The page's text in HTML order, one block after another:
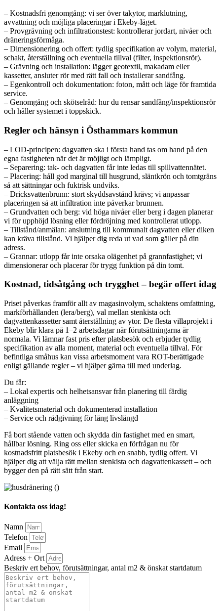
– Kostnadsfri genomgång: vi ser över takytor, marklutning,
avvattning och möjliga placeringar i Ekeby-läget.
– Provgrävning och infiltrationstest: kontrollerar jordart, nivåer och
dräneringsförmåga.
– Dimensionering och offert: tydlig specifikation av volym, material,
schakt, återställning och eventuella tillval (filter, inspektionsrör).
– Grävning och installation: lägger geotextil, makadam eller
kassetter, ansluter rör med rätt fall och installerar sandfång.
– Egenkontroll och dokumentation: foton, mått och läge för framtida
service.
– Genomgång och skötselråd: hur du rensar sandfång/inspektionsrör
och håller systemet i toppskick.
Regler och hänsyn i Östhammars kommun
– LOD-principen: dagvatten ska i första hand tas om hand på den
egna fastigheten när det är möjligt och lämpligt.
– Separering: tak- och dagvatten får inte ledas till spillvattennätet.
– Placering: håll god marginal till husgrund, släntkrön och tomtgräns
så att sättningar och fuktrisk undviks.
– Dricksvattenbrunn: stort skyddsavstånd krävs; vi anpassar
placeringen så att infiltration inte påverkar brunnen.
– Grundvatten och berg: vid höga nivåer eller berg i dagen planerar
vi för upphöjd lösning eller fördröjning med kontrollerat utlopp.
– Tillstånd/anmälan: anslutning till kommunalt dagvatten eller diken
kan kräva tillstånd. Vi hjälper dig reda ut vad som gäller på din
adress.
– Grannar: utlopp får inte orsaka olägenhet på grannfastighet; vi
dimensionerar och placerar för trygg funktion på din tomt.
Kostnad, tidsåtgång och trygghet – begär offert idag
Priset påverkas framför allt av magasinvolym, schaktens omfattning,
markförhållanden (lera/berg), val mellan stenkista och
dagvattenkassetter samt återställning av ytor. De flesta villaprojekt i
Ekeby blir klara på 1–2 arbetsdagar när förutsättningarna är
normala. Vi lämnar fast pris efter platsbesök och erbjuder tydlig
specifikation av alla moment, material och eventuella tillval. För
befintliga småhus kan vissa arbetsmoment vara ROT-berättigade
enligt gällande regler – vi hjälper gärna till med underlag.
Du får:
– Lokal expertis och helhetsansvar från planering till färdig
anläggning
– Kvalitetsmaterial och dokumenterad installation
– Service och rådgivning för lång livslängd
Få bort stående vatten och skydda din fastighet med en smart,
hållbar lösning. Ring oss eller skicka en förfrågan nu för
kostnadsfritt platsbesök i Ekeby och en snabb, tydlig offert. Vi
hjälper dig att välja rätt mellan stenkista och dagvattenkassett – och
bygger den på rätt sätt från start.
Kontakta oss idag!
Namn
Telefon
Email
Adress + Ort
Beskriv ert behov, förutsättningar, antal m2 & önskat startdatum